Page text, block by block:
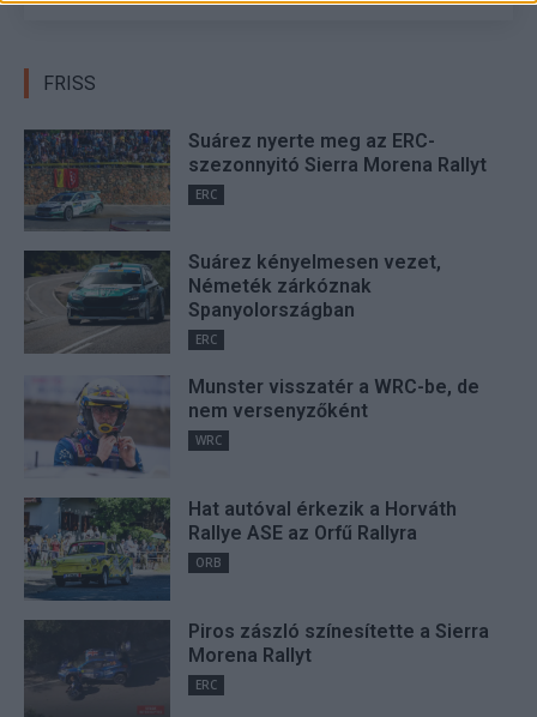
FRISS
Suárez nyerte meg az ERC-
szezonnyitó Sierra Morena Rallyt
ERC
Suárez kényelmesen vezet,
Németék zárkóznak
Spanyolországban
ERC
Munster visszatér a WRC-be, de
nem versenyzőként
WRC
Hat autóval érkezik a Horváth
Rallye ASE az Orfű Rallyra
ORB
Piros zászló színesítette a Sierra
Morena Rallyt
ERC